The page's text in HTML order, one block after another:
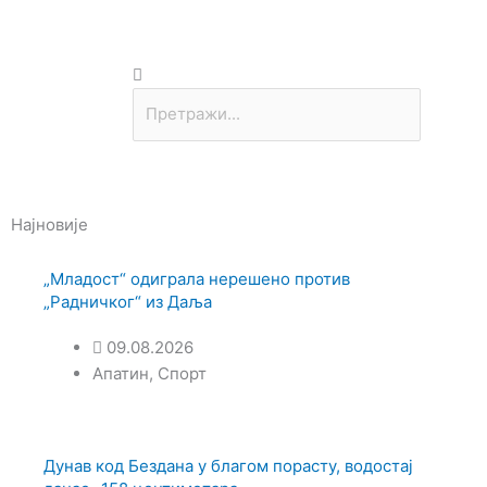
Претрага
Најновије
„Младост“ одиграла нерешено против
„Радничког“ из Даља
09.08.2026
Апатин, Спорт
Дунав код Бездана у благом порасту, водостај